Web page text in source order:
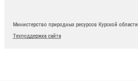
Министерство природных ресурсов Курской области
Техподдержка сайта